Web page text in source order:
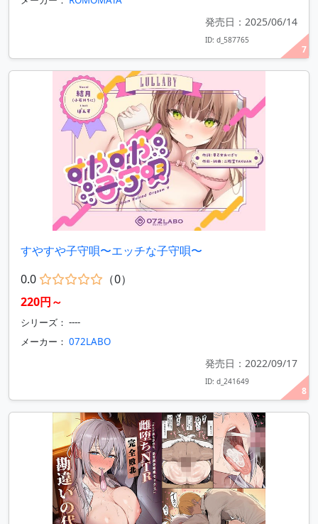
7
発売日：2025/06/14
ID: d_587765
8
すやすや子守唄〜エッチな子守唄〜
0.0
（0）
220円～
シリーズ： ----
メーカー： 072LABO
発売日：2022/09/17
ID: d_241649